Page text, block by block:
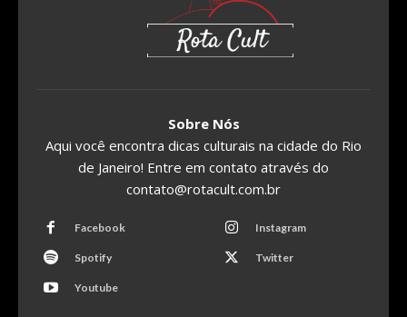
Sobre Nós
Aqui você encontra dicas culturais na cidade do Rio
de Janeiro! Entre em contato através do
contato@rotacult.com.br
Facebook Instagram
Spotify Twitter
Youtube